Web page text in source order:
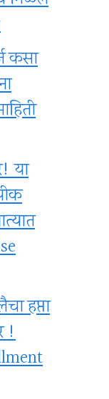
कसा
या
हप्ता
!